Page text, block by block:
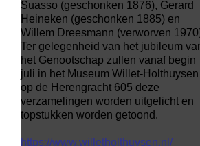
Suasso (geschonken 1876), Gerard
Heineken (geschonken 1885) en
Willem Dreesmann (verworven
Ter gelegenheid van het jubileum
het Genootschap zullen vanaf begin
juli in het Museum Willet-Holthuysen
op de Herengracht 605 deze
verzamelingen worden uitgelicht en
topstukken worden getoond.
https://www.willetholthuysen.nl/